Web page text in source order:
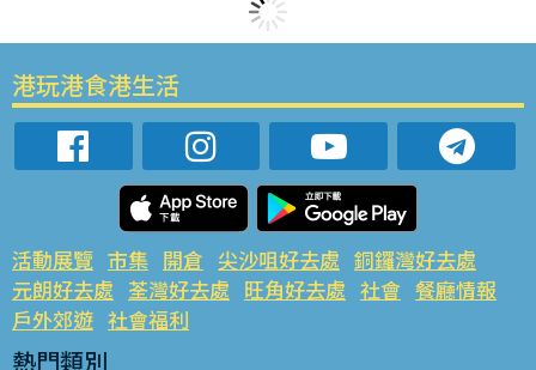
港玩港食港生活
活動展覽 市集 開倉 尖沙咀好去處 銅鑼灣好去處
元朗好去處 荃灣好去處 旺角好去處 社會 餐廳情報
戶外郊遊 社會福利
熱門類別